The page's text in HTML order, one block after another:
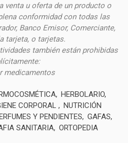
venta u oferta de un producto o
conformidad con todas las
Banco Emisor, Comerciante,
tarjeta, o tarjetas.
también están prohibidas
medicamentos
HERBOLARIO
CORPORAL
NUTRICIÓN
Y PENDIENTES
GAFAS
SANITARIA ORTOPEDIA